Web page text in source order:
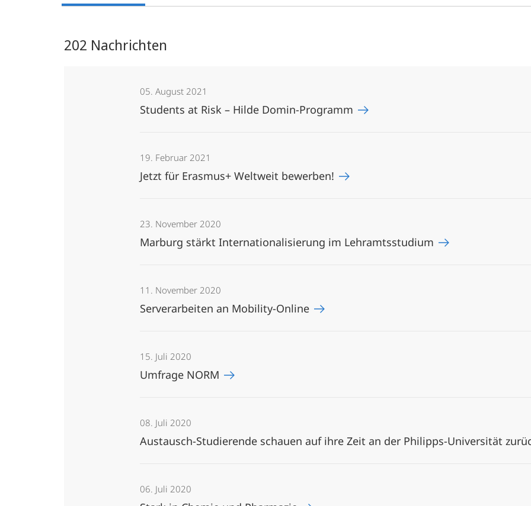
202 Nachrichten
05. August 2021
Students at Risk – Hilde Domin-Programm
19. Februar 2021
Jetzt für Erasmus+ Weltweit bewerben!
23. November 2020
Marburg stärkt Internationalisierung im Lehramtsstudium
11. November 2020
Serverarbeiten an Mobility-Online
15. Juli 2020
Umfrage NORM
08. Juli 2020
Austausch-Studierende schauen auf ihre Zeit an der Philipps-Universität
06. Juli 2020